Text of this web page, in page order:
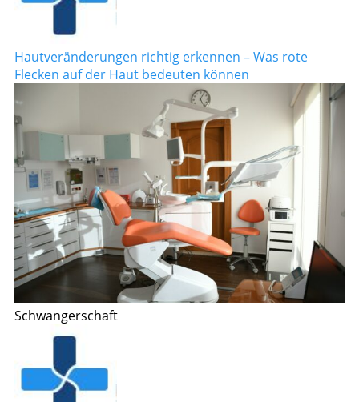
Hautveränderungen richtig erkennen – Was rote
Flecken auf der Haut bedeuten können
Schwangerschaft